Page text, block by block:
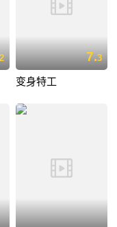
2 7.3
变身特工